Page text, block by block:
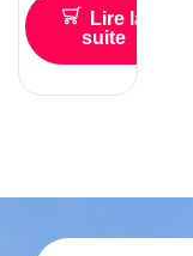
souhaité
Superficie (
en M2 )
Hauteur
Lire la
suite